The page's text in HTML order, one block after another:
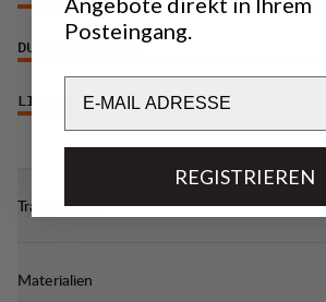
DURABILITY
LIGHTWEIGHT /6
Transparenz
Materialien
Posteingang.
REGISTRIEREN